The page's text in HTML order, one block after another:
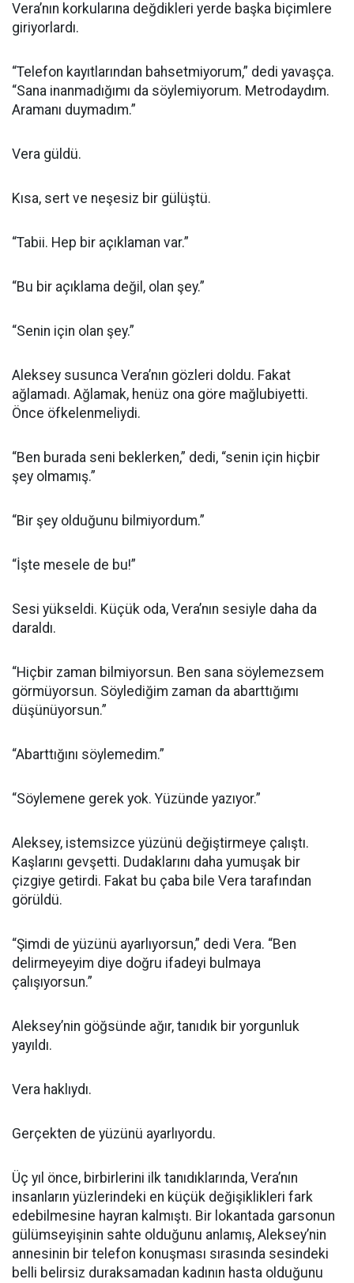
Vera’nın korkularına değdikleri yerde başka biçimlere
giriyorlardı.
“Telefon kayıtlarından bahsetmiyorum,” dedi yavaşça.
“Sana inanmadığımı da söylemiyorum. Metrodaydım.
Aramanı duymadım.”
Vera güldü.
Kısa, sert ve neşesiz bir gülüştü.
“Tabii. Hep bir açıklaman var.”
“Bu bir açıklama değil, olan şey.”
“Senin için olan şey.”
Aleksey susunca Vera’nın gözleri doldu. Fakat
ağlamadı. Ağlamak, henüz ona göre mağlubiyetti.
Önce öfkelenmeliydi.
“Ben burada seni beklerken,” dedi, “senin için hiçbir
şey olmamış.”
“Bir şey olduğunu bilmiyordum.”
“İşte mesele de bu!”
Sesi yükseldi. Küçük oda, Vera’nın sesiyle daha da
daraldı.
“Hiçbir zaman bilmiyorsun. Ben sana söylemezsem
görmüyorsun. Söylediğim zaman da abarttığımı
düşünüyorsun.”
“Abarttığını söylemedim.”
“Söylemene gerek yok. Yüzünde yazıyor.”
Aleksey, istemsizce yüzünü değiştirmeye çalıştı.
Kaşlarını gevşetti. Dudaklarını daha yumuşak bir
çizgiye getirdi. Fakat bu çaba bile Vera tarafından
görüldü.
“Şimdi de yüzünü ayarlıyorsun,” dedi Vera. “Ben
delirmeyeyim diye doğru ifadeyi bulmaya
çalışıyorsun.”
Aleksey’nin göğsünde ağır, tanıdık bir yorgunluk
yayıldı.
Vera haklıydı.
Gerçekten de yüzünü ayarlıyordu.
Üç yıl önce, birbirlerini ilk tanıdıklarında, Vera’nın
insanların yüzlerindeki en küçük değişiklikleri fark
edebilmesine hayran kalmıştı. Bir lokantada garsonun
gülümseyişinin sahte olduğunu anlamış, Aleksey’nin
annesinin bir telefon konuşması sırasında sesindeki
belli belirsiz duraksamadan kadının hasta olduğunu